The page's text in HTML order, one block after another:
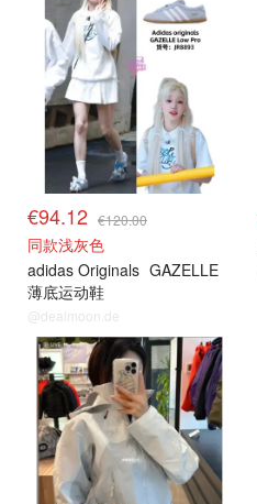
€94.12 €120.00
同款浅灰色
adidas Originals GAZELLE
薄底运动鞋
@dealmoon.de